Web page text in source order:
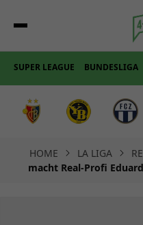
SUPER LEAGUE BUNDESLIGA
HOME LA LIGA
macht Real-Profi